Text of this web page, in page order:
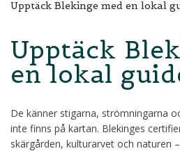
Upptäck Blekinge med en lokal
Upptäck
en lokal
De känner stigarna, strömningarna
inte finns på kartan. Blekinges
skärgården, kulturarvet och naturen